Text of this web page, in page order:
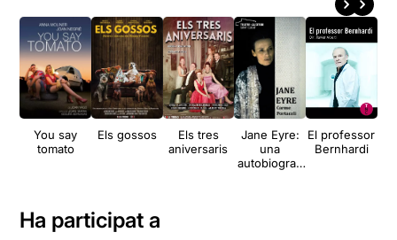
You say
tomato
Els gossos
Els tres
aniversaris
Jane Eyre:
una
autobiografi
El professor
Bernhardi
Ha participat a